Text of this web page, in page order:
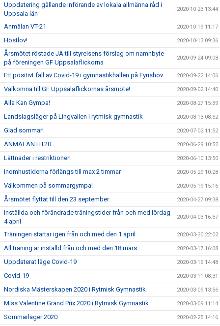
Uppdatering gällande införande av lokala allmänna råd i
Uppsala län
2020-10-23 13:44
Anmälan VT-21 2020-10-19 11:17
Höstlov! 2020-10-13 09:36
Årsmötet röstade JA till styrelsens förslag om namnbyte
på föreningen GF Uppsalaflickorna
2020-09-24 09:08
Ett positivt fall av Covid-19 i gymnastikhallen på Fyrishov 2020-09-22 14:06
Välkomna till GF Uppsalaflickornas årsmöte! 2020-09-02 14:40
Alla Kan Gympa! 2020-08-27 15:39
Landslagsläger på Lingvallen i rytmisk gymnastik 2020-08-13 08:52
Glad sommar! 2020-07-02 11:52
ANMÄLAN HT20 2020-06-29 10:52
Lättnader i restriktioner! 2020-06-10 13:50
Inomhustiderna förlängs till max 2 timmar 2020-05-29 10:28
Välkommen på sommargympa! 2020-05-19 15:16
Årsmötet flyttat till den 23 september 2020-04-27 09:38
Inställda och förändrade träningstider från och med lördag
4 april
2020-04-03 16:57
Träningen startar igen från och med den 1 april 2020-03-30 22:02
All träning är inställd från och med den 18 mars 2020-03-17 16:08
Uppdaterat läge Covid-19 2020-03-16 14:48
Covid-19 2020-03-11 08:31
Nordiska Mästerskapen 2020 i Rytmisk Gymnastik 2020-03-09 13:56
Miss Valentine Grand Prix 2020 i Rytmisk Gymnastik 2020-03-09 11:14
Sommarläger 2020 2020-02-25 14:16